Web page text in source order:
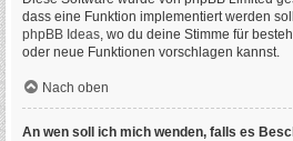
dass eine Funktion implementiert werden
phpBB Ideas, wo du deine Stimme für
oder neue Funktionen vorschlagen kannst.
Nach oben
An wen soll ich mich wenden, falls es